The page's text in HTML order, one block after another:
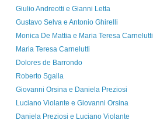
Giulio Andreotti e Gianni Letta
Gustavo Selva e Antonio Ghirelli
Monica De Mattia e Maria Teresa Carnelutti
Maria Teresa Carnelutti
Dolores de Barrondo
Roberto Sgalla
Giovanni Orsina e Daniela Preziosi
Luciano Violante e Giovanni Orsina
Daniela Preziosi e Luciano Violante